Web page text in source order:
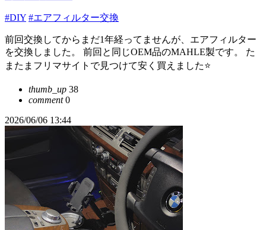
#DIY #エアフィルター交換
前回交換してからまだ1年経ってませんが、エアフィルター
を交換しました。 前回と同じOEM品のMAHLE製です。 た
またまフリマサイトで見つけて安く買えました⭐️
thumb_up 38
comment0
2026/06/06 13:44